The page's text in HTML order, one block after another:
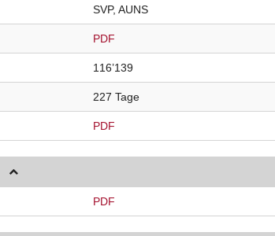
SVP, AUNS
PDF
116’139
227 Tage
PDF
PDF